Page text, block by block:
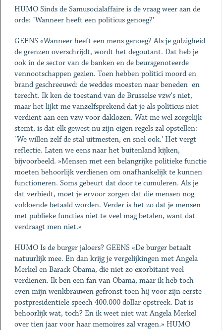
HUMO Sinds de Samusocialaffaire is de vraag weer aan de
orde: `Wanneer heeft een politicus genoeg?'
GEENS «Wanneer heeft een mens genoeg? Als je gulzigheid
de grenzen overschrijdt, wordt het degoutant. Dat heb je
ook in de sector van de banken en de beursgenoteerde
vennootschappen gezien. Toen hebben politici moord en
brand geschreeuwd: de weddes moesten naar beneden ­ en
terecht. Ik ken de toestand van de Brusselse vzw's niet,
maar het lijkt me vanzelfsprekend dat je als politicus niet
verdient aan een vzw voor daklozen. Wat me wel zorgelijk
stemt, is dat elk gewest nu zijn eigen regels zal opstellen:
`We willen zelf de stal uitmesten, en snel ook.' Het vergt
reflectie. Laten we eens naar het buitenland kijken,
bijvoorbeeld. »Mensen met een belangrijke politieke functie
moeten behoorlijk verdienen om onafhankelijk te kunnen
functioneren. Soms gebeurt dat door te cumuleren. Als je
dat verbiedt, moet je ervoor zorgen dat die mensen nog
voldoende betaald worden. Verder is het zo dat je mensen
met publieke functies niet te veel mag betalen, want dat
verdraagt men niet.»
HUMO Is de burger jaloers? GEENS «De burger betaalt
natuurlijk mee. En dan krijg je vergelijkingen met Angela
Merkel en Barack Obama, die niet zo exorbitant veel
verdienen. Ik ben een fan van Obama, maar ik heb toch
even mijn wenkbrauwen gefronst toen hij voor zijn eerste
postpresidentiele speech 400.000 dollar opstreek. Dat is
behoorlijk wat, toch? En ik weet niet wat Angela Merkel
over tien jaar voor haar memoires zal vragen.» HUMO